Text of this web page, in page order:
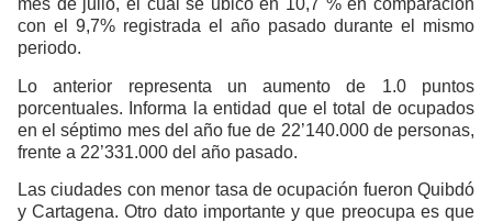
mes de julio, el cual se ubicó en 10,7 % en comparación
con el 9,7% registrada el año pasado durante el mismo
periodo.
Lo anterior representa un aumento de 1.0 puntos
porcentuales. Informa la entidad que el total de ocupados
en el séptimo mes del año fue de 22’140.000 de personas,
frente a 22’331.000 del año pasado.
Las ciudades con menor tasa de ocupación fueron Quibdó
y Cartagena. Otro dato importante y que preocupa es que